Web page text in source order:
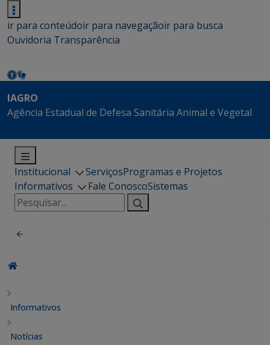
ir para conteúdoir para navegaçãoir para busca
Ouvidoria Transparência
IAGRO
Agência Estadual de Defesa Sanitária Animal e Vegetal
Institucional ServiçosProgramas e Projetos
Informativos
Fale ConoscoSistemas
Pesquisar
por:
Informativos
Notícias